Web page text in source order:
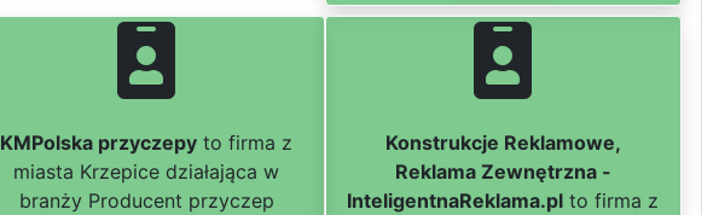
KMPolska przyczepy to firma z
miasta Krzepice działająca w
branży Producent przyczep
Konstrukcje Reklamowe,
Reklama Zewnętrzna -
InteligentnaReklama.pl to firma z